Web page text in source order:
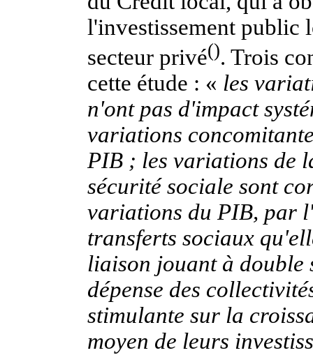
l'investissement public
secteur privé(). Trois
cette étude : « les
n'ont pas d'impact
variations
PIB ; les variations de
sécurité sociale sont
variations du PIB, par
transferts sociaux
liaison jouant à double
dépense des
stimulante sur la
moyen de leurs